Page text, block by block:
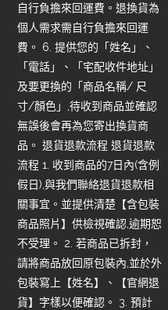
自行負擔來回運費。退換貨為
個人需求需自行負擔來回運
費。 6. 提供您的「姓名」、
「電話」、「宅配收件地址」
及要更換的「商品名稱/ 尺
寸/顏色」,待收到商品並確認
無誤後會再為您寄出換貨商
品。 退貨退款流程 退貨退款
流程 1. 收到商品的7日內(含例
假日),與我們聯絡退貨退款相
關事宜。並提供清楚【含包裝
商品照片】供檢視確認,逾期恕
不受理。 2. 若商品已拆封，
請將商品放回原包裝內,並於外
包裝寫上【姓名】、【官網退
貨】字樣以便確認。 3. 預計